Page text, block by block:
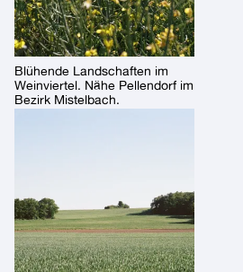
Blühende Landschaften im
Weinviertel. Nähe Pellendorf im
Bezirk Mistelbach.